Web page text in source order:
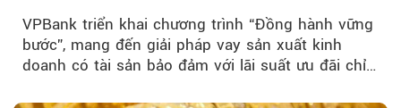
VPBank triển khai chương trình “Đồng hành vững
bước”, mang đến giải pháp vay sản xuất kinh
doanh có tài sản bảo đảm với lãi suất ưu đãi chỉ